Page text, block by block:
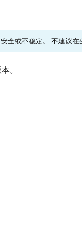
全或不稳定。 不建议在
。